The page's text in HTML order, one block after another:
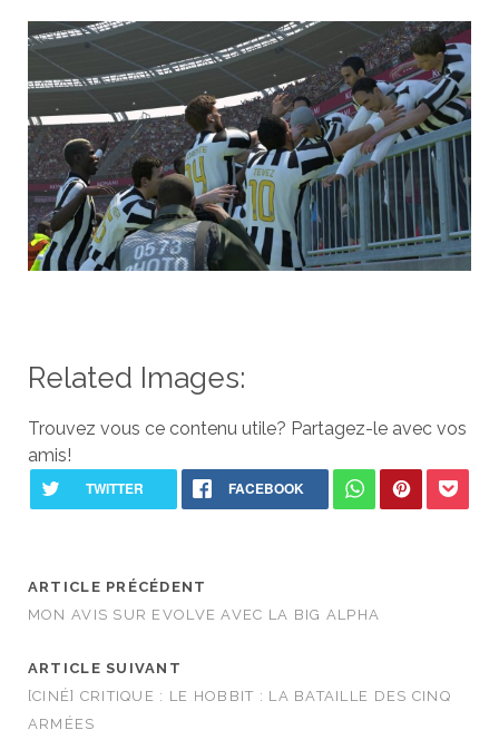
Related Images:
Trouvez vous ce contenu utile? Partagez-le avec vos
amis!
ARTICLE PRÉCÉDENT
MON AVIS SUR EVOLVE AVEC LA BIG ALPHA
ARTICLE SUIVANT
[CINÉ] CRITIQUE : LE HOBBIT : LA BATAILLE DES CINQ
ARMÉES